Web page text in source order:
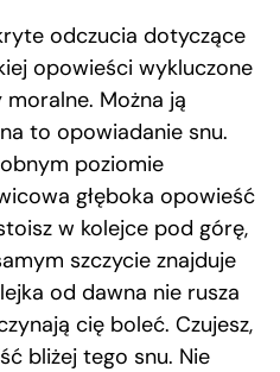
odczucia dotyczące
opowieści wykluczone
Można ją
to opowiadanie snu.
poziomie
głęboka opowieść
w kolejce pod górę,
szczycie znajduje
od dawna nie rusza
cię boleć. Czujesz,
bliżej tego snu. Nie